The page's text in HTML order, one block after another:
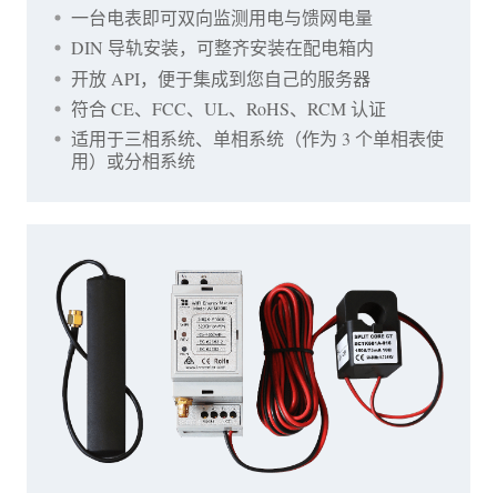
一台电表即可双向监测用电与馈网电量
DIN 导轨安装，可整齐安装在配电箱内
开放 API，便于集成到您自己的服务器
符合 CE、FCC、UL、RoHS、RCM 认证
适用于三相系统、单相系统（作为 3 个单相表使
用）或分相系统